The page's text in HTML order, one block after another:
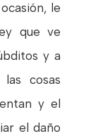
le
que ve
y a
cosas
y el
el daño